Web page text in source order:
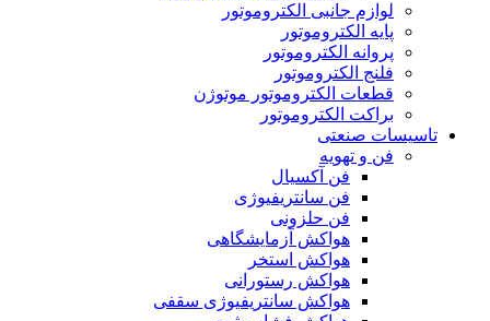
لوازم جانبی الکتروموتور
پایه الکتروموتور
پروانه الکتروموتور
فلنج الکتروموتور
قطعات الکتروموتور موتوژن
براکت الکتروموتور
تاسیسات صنعتی
فن و تهویه
فن آکسیال
فن سانتریفیوژی
فن حلزونی
هواکش آزمایشگاهی
هواکش استخر
هواکش رستورانی
هواکش سانتریفیوژی سقفی